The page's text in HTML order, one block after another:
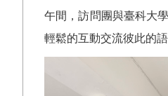
午間，訪問團與臺科大
輕鬆的互動交流彼此的